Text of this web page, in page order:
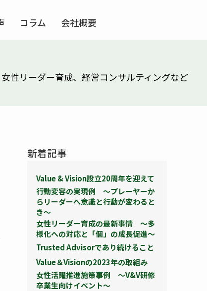
コラム 会社概要
Value & Vision設立20周年を迎えて
行動変容の実現例 ～プレーヤーか
らリーダーへ意識と行動が変わると
き～
女性リーダー育成の最新事情 ～多
様化への対応と「個」の成長促進～
Trusted Advisorであり続けること
Value＆Visionの2023年の取組み
女性活躍推進施策事例 ～V&V研修
卒業生向けイベント～
新着記事
性リーダー育成、経営コンサルティングなど